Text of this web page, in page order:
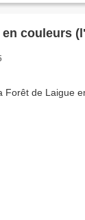
couleurs